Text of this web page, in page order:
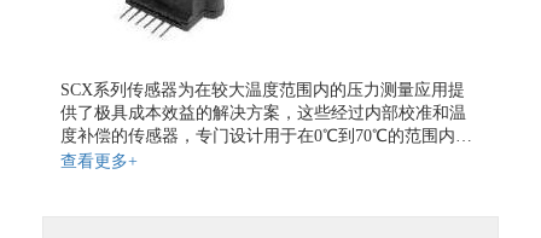
霍尔传感器
电流传感器
地磁传感器
气体传感器
开关传感器
SCX系列传感器为在较大温度范围内的压力测量应用提
供了极具成本效益的解决方案，这些经过内部校准和温
度补偿的传感器，专门设计用于在0℃到70℃的范围内提
供精确、稳定的输出。该系列压力传感器可用于无腐蚀
查看更多+